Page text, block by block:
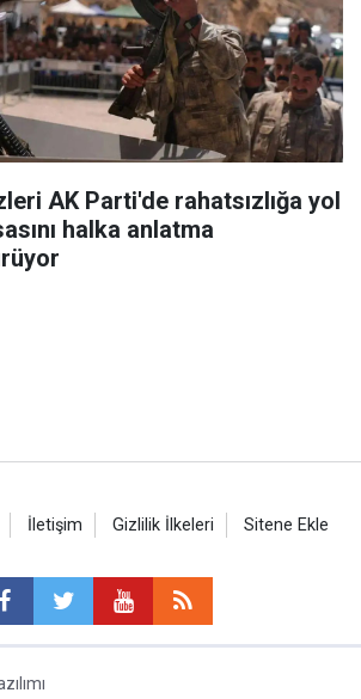
AK Parti'de rahatsızlığa yol
halka anlatma
İletişim Gizlilik İlkeleri Sitene Ekle